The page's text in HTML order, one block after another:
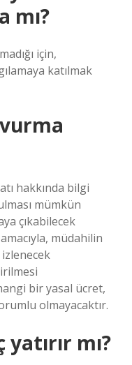
mı?
için,
katılmak
hakkında bilgi
mümkün
çıkabilecek
müdahilin
bir yasal ücret,
olmayacaktır.
mı?